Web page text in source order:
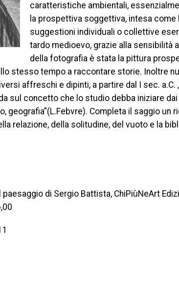
caratteristiche ambientali,
la prospettiva soggettiva, intesa
suggestioni individuali o collettive
tardo medioevo, grazie alla sensibilità
della fotografia è stata la pittura
stesso tempo a raccontare storie. Inoltre
affreschi e dipinti, a partire dal I sec.
sul concetto che lo studio debba iniziare
geografia”(L.Febvre). Completa il saggio un
relazione, della solitudine, del vuoto e la
paesaggio di Sergio Battista, ChiPiùNeArt